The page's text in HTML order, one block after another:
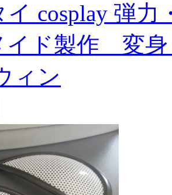
イ cosplay 弾
イド製作 変
ィン